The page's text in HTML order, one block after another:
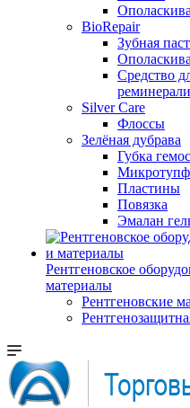
BioRepair
Зубная
Средство
Silver Care
Флоссы
Зелёная дубрава
Губка
Пластины
Повязка
Эмалан
Рентгеновское
материалы
Рентгеновские